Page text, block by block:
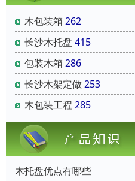
木包装箱 262
长沙木托盘 415
包装木箱 286
长沙木架定做253
木包装工程 285
木托盘优点有哪些